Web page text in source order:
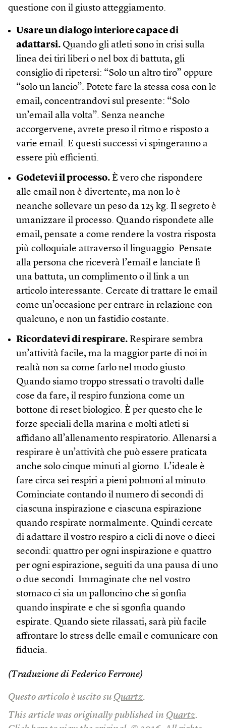
questione con il giusto atteggiamento.
Usare un dialogo interiore capace di
adattarsi. Quando gli atleti sono in crisi sulla
linea dei tiri liberi o nel box di battuta, gli
consiglio di ripetersi: “Solo un altro tiro” oppure
“solo un lancio”. Potete fare la stessa cosa con le
email, concentrandovi sul presente: “Solo
un’email alla volta”. Senza neanche
accorgervene, avrete preso il ritmo e risposto a
varie email. E questi successi vi spingeranno a
essere più efficienti.
Godetevi il processo. È vero che rispondere
alle email non è divertente, ma non lo è
neanche sollevare un peso da 125 kg. Il segreto è
umanizzare il processo. Quando rispondete alle
email, pensate a come rendere la vostra risposta
più colloquiale attraverso il linguaggio. Pensate
alla persona che riceverà l’email e lanciate lì
una battuta, un complimento o il link a un
articolo interessante. Cercate di trattare le email
come un’occasione per entrare in relazione con
qualcuno, e non un fastidio costante.
Ricordatevi di respirare. Respirare sembra
un’attività facile, ma la maggior parte di noi in
realtà non sa come farlo nel modo giusto.
Quando siamo troppo stressati o travolti dalle
cose da fare, il respiro funziona come un
bottone di reset biologico. È per questo che le
forze speciali della marina e molti atleti si
affidano all’allenamento respiratorio. Allenarsi a
respirare è un’attività che può essere praticata
anche solo cinque minuti al giorno. L’ideale è
fare circa sei respiri a pieni polmoni al minuto.
Cominciate contando il numero di secondi di
ciascuna inspirazione e ciascuna espirazione
quando respirate normalmente. Quindi cercate
di adattare il vostro respiro a cicli di nove o dieci
secondi: quattro per ogni inspirazione e quattro
per ogni espirazione, seguiti da una pausa di uno
o due secondi. Immaginate che nel vostro
stomaco ci sia un palloncino che si gonfia
quando inspirate e che si sgonfia quando
espirate. Quando siete rilassati, sarà più facile
affrontare lo stress delle email e comunicare con
fiducia.
(Traduzione di Federico Ferrone)
Questo articolo è uscito su Quartz.
This article was originally published in Quartz.